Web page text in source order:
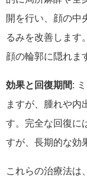
開を行い、顔の中
るみを改善します
顔の輪郭に隠れま
効果と回復期間:
ますが、腫れや内
す。完全な回復に
すが、長期的な効
これらの治療法は